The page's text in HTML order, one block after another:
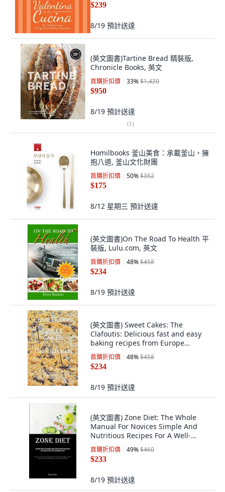
$239
8/19 預計送達
(英文圖書)Tartine Bread 精裝版,
Chronicle Books, 英文
首購折扣價 33%$1,420
$950
8/19 預計送達
(1)
Homilbooks 釜山美食：承載釜山，擁
抱八道, 釜山文化財團
首購折扣價 50%$352
$175
8/12 星期三 預計送達
(英文圖書)On The Road To Health 平
裝版, Lulu.com, 英文
首購折扣價 48%$458
$234
8/19 預計送達
(英文圖書) Sweet Cakes: The
Clafoutis: Delicious fast and easy
baking recipes from Europe
according to ... 平裝版,
Independently Published, 英文
首購折扣價 48%$458
$234
8/19 預計送達
(英文圖書) Zone Diet: The Whole
Manual For Novices Simple And
Nutritious Recipes For A Well-
Edged Lifes... 平裝版, Micheal
Kannedy, 英文
首購折扣價 49%$460
$233
8/19 預計送達